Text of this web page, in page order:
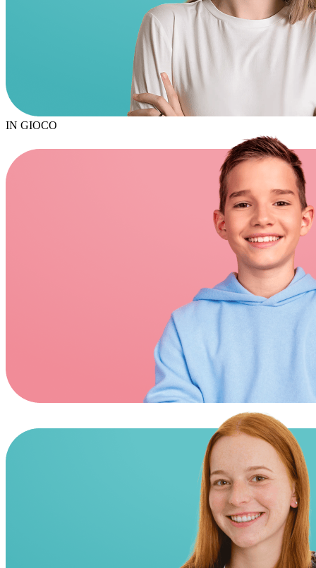
IN GIOCO